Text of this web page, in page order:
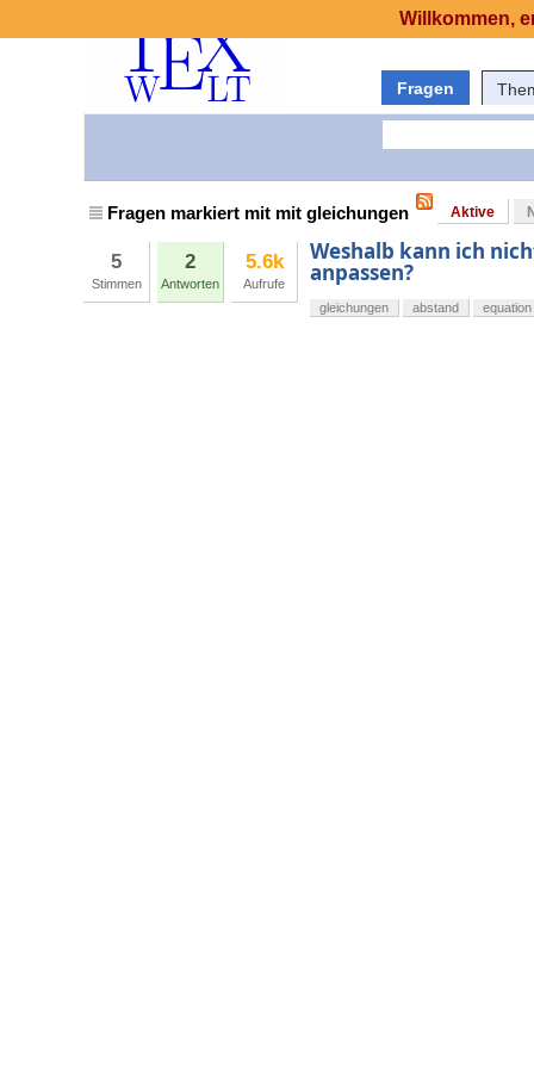
Fragen
Fragen markiert mit mit gleichungen Aktive
5
Stimmen
2
Antworten
5.6k
Aufrufe
Weshalb kann ich
anpassen?
gleichungen abstand equation
Willkommen,